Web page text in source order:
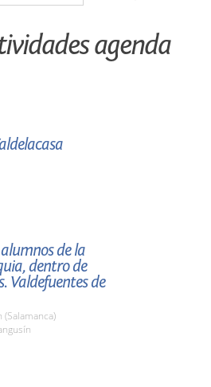
agenda
de la
dentro de
Valdefuentes de